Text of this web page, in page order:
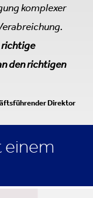
komplexer
richtige
den richtigen
Direktor
einem